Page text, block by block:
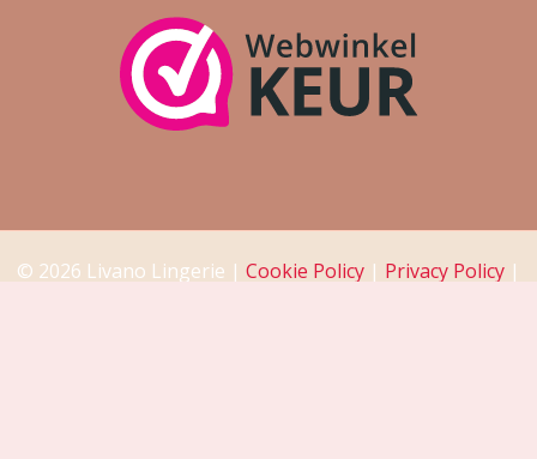
© 2026 Livano Lingerie | Cookie Policy | Privacy Policy |